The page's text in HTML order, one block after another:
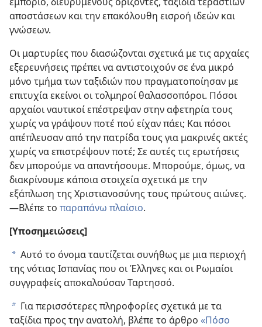
αποστάσεων και την επακόλουθη εισροή ιδεών και
γνώσεων.
Οι μαρτυρίες που διασώζονται σχετικά με τις αρχαίες
εξερευνήσεις πρέπει να αντιστοιχούν σε ένα μικρό
μόνο τμήμα των ταξιδιών που πραγματοποίησαν με
επιτυχία εκείνοι οι τολμηροί θαλασσοπόροι. Πόσοι
αρχαίοι ναυτικοί επέστρεψαν στην αφετηρία τους
χωρίς να γράψουν ποτέ πού είχαν πάει; Και πόσοι
απέπλευσαν από την πατρίδα τους για μακρινές ακτές
χωρίς να επιστρέψουν ποτέ; Σε αυτές τις ερωτήσεις
δεν μπορούμε να απαντήσουμε. Μπορούμε, όμως, να
διακρίνουμε κάποια στοιχεία σχετικά με την
εξάπλωση της Χριστιανοσύνης τους πρώτους αιώνες.​
—Βλέπε το παραπάνω πλαίσιο.
[Υποσημειώσεις]
a Αυτό το όνομα ταυτίζεται συνήθως με μια περιοχή
της νότιας Ισπανίας που οι Έλληνες και οι Ρωμαίοι
συγγραφείς αποκαλούσαν Ταρτησσό.
b Για περισσότερες πληροφορίες σχετικά με τα
ταξίδια προς την ανατολή, βλέπε το άρθρο «Πόσο